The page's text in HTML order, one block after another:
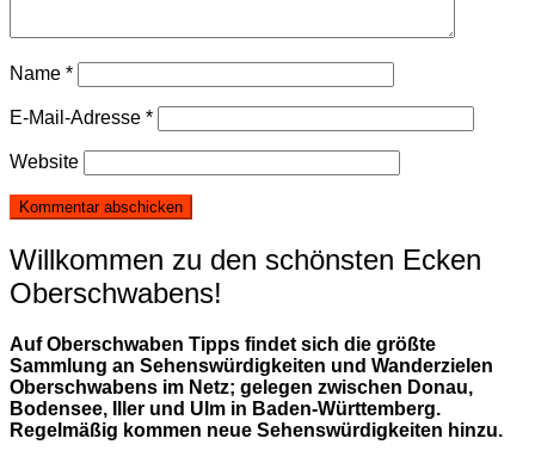
Name *
E-Mail-Adresse *
Website
Willkommen zu den schönsten Ecken
Oberschwabens!
Auf Oberschwaben Tipps findet sich die größte
Sammlung an Sehenswürdigkeiten und Wanderzielen
Oberschwabens im Netz; gelegen zwischen Donau,
Bodensee, Iller und Ulm in Baden-Württemberg.
Regelmäßig kommen neue Sehenswürdigkeiten hinzu.